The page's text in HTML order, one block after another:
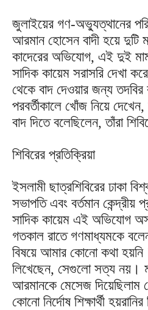
জুলাইয়ের গণ-অভ্যুত্থানের
আরমান হোসেন বাদী হয়ে
কাদেরের অভিযোগ, এই দুই
সাদিক কায়েম সরাসরি দেখা
থেকে বাদ দেওয়ার জন্য
পরবর্তীকালে খোঁজ নিয়ে
বাদ দিতে বলেছিলেন, তাঁরা
শিবিরের প্রতিক্রিয়া
ইসলামী ছাত্রশিবিরের ঢাকা
সভাপতি এবং বর্তমান
সাদিক কায়েম এই অভিযোগ
গতকাল রাতে গণমাধ্যমকে
বিষয়ে আমার কোনো কথা
লিখেছেন, সেগুলো সত্য নয়।
আরমানকে মেসেজ দিয়েছিলাম
কোনো নির্দোষ শিক্ষার্থী